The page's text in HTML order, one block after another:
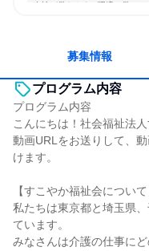
女性が働きやすい環境で働ける
募集情報
プログラム内容
プログラム内容
こんにちは！社会福祉法
動画URLをお送りして、
けます。
【すこやか福祉会について
私たちは東京都と埼玉県
ています。
みなさんは介護の仕事に